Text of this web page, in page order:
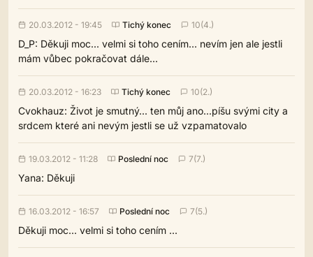
20.03.2012 - 19:45 Tichý konec 10(4.)
D_P: Děkuji moc... velmi si toho cením... nevím jen ale jestli
mám vůbec pokračovat dále...
20.03.2012 - 16:23 Tichý konec 10(2.)
Cvokhauz: Život je smutný... ten můj ano...píšu svými city a
srdcem které ani nevým jestli se už vzpamatovalo
19.03.2012 - 11:28 Poslední noc 7(7.)
Yana: Děkuji
16.03.2012 - 16:57 Poslední noc 7(5.)
Děkuji moc... velmi si toho cením ...